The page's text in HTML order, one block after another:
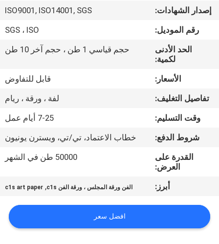
جولة
المصنع
مراقبة
الجودة
اتصل
خريطة
إصدار الشهادات:
ISO9001, ISO14001, SGS
رقم الموديل:
SGS ، ISO
الحد الأدنى
لكمية:
حجم قياسي 1 طن ، حجم آخر 10 طن
الأسعار:
قابل للتفاوض
تفاصيل التغليف:
لفة ، ورقة ، ريام
وقت التسليم:
7-25 أيام عمل
شروط الدفع:
خطاب الاعتماد، تي/تي، ويسترن يونيون
القدرة على
العرض:
50000 طن في الشهر
أبرز: الفن ورقة المجلس ، ورقة الفن c1s ,
c1s art paper
افضل سعر